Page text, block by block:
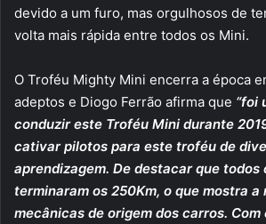
devido a um furo, mas orgulhosos de
volta mais rápida entre todos os Mini.
O Troféu Mighty Mini encerra a época
adeptos e Diogo Ferrão afirma que “foi
conduzir este Troféu Mini durante
cativar pilotos para este troféu de
aprendizagem. De destacar que todos
terminaram os 250Km, o que mostra
mecânicas de origem dos carros.